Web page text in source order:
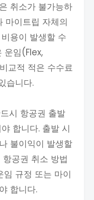
취소가 불가능하
마이트립 자체의
용이 발생할 수
운임(Flex,
교적 적은 수수료
습니다.
시 항공권 출발
합니다. 출발 시
불이익이 발생할
공권 취소 방법
규정 또는 마이
합니다.